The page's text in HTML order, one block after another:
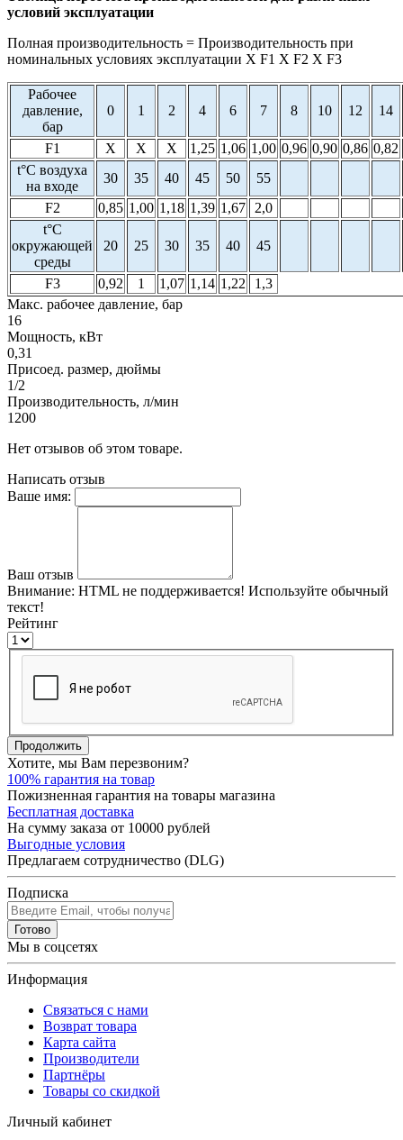
условий эксплуатации
Полная производительность = Производительность при
номинальных условиях эксплуатации X F1 X F2 X F3
Рабочее
давление,
бар
0 1 2 4 6 7 8 10 12 14
F1 X X X 1,25 1,06 1,00 0,96 0,90 0,86 0,82
t°C воздуха
на входе
30 35 40 45 50
55
F2
0,85 1,00 1,18 1,39 1,67
2,0
t°C
окружающей
среды
20 25 30 35 40 45
F3 0,92 1 1,07 1,14 1,22
1,3
Макс. рабочее давление, бар
16
Мощность, кВт
0,31
Присоед. размер, дюймы
1/2
Производительность, л/мин
1200
Нет отзывов об этом товаре.
Написать отзыв
Ваше имя:
Ваш отзыв
Внимание: HTML не поддерживается! Используйте обычный
текст!
Рейтинг
Продолжить
Хотите, мы Вам перезвоним?
100% гарантия на товар
Пожизненная гарантия на товары магазина
Бесплатная доставка
На сумму заказа от 10000 рублей
Выгодные условия
Предлагаем сотрудничество (DLG)
Подписка
Готово
Мы в соцсетях
Информация
Связаться с нами
Возврат товара
Карта сайта
Производители
Партнёры
Товары со скидкой
Личный кабинет